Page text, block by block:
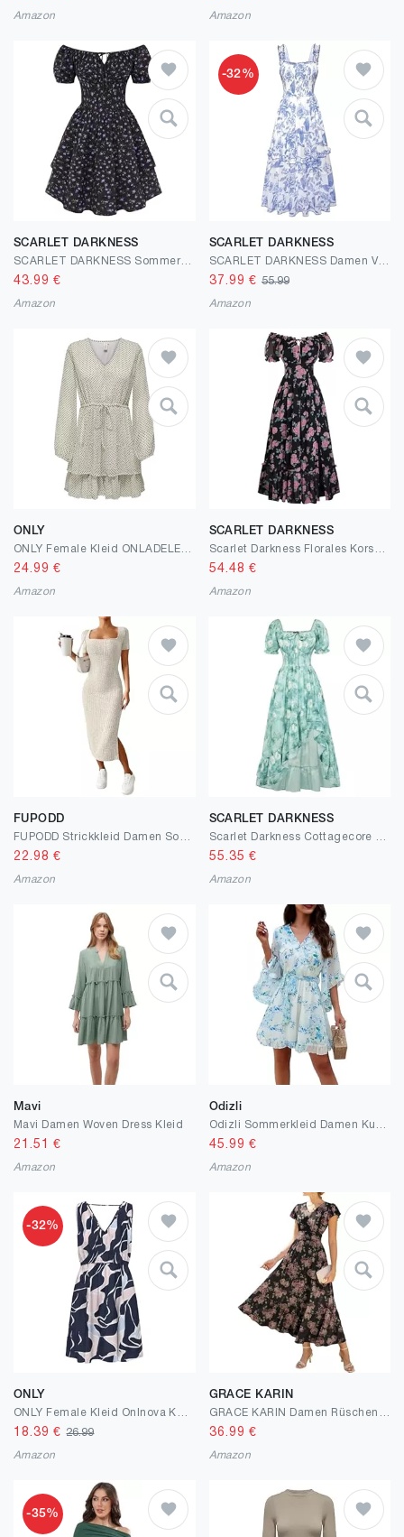
Amazon Amazon
SCARLET DARKNESS
SCARLET DARKNESS Sommerkleid Damen Blumenmuster Kurzer Strandkleider A-Linien Mini Plissierter Saum Tunikakleid
43.99 €
Amazon
-32%
SCARLET DARKNESS
37.99 € 55.99
Amazon
ONLY
24.99 €
Amazon
SCARLET DARKNESS
54.48 €
Amazon
FUPODD
22.98 €
Amazon
SCARLET DARKNESS
55.35 €
Amazon
Mavi
Mavi Damen Woven Dress Kleid
21.51 €
Amazon
Odizli
45.99 €
Amazon
-32%
ONLY
18.39 €26.99
Amazon
GRACE KARIN
36.99 €
Amazon
-35%